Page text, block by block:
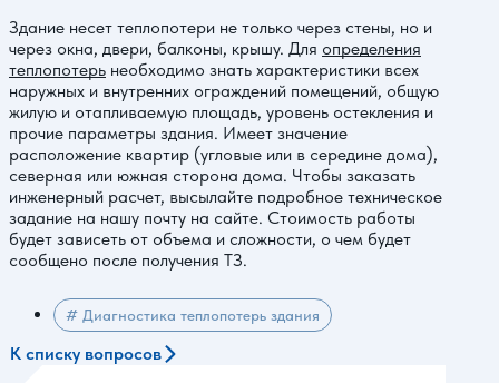
Здание несет теплопотери не только через стены, но и
через окна, двери, балконы, крышу. Для определения
теплопотерь необходимо знать характеристики всех
наружных и внутренних ограждений помещений, общую
жилую и отапливаемую площадь, уровень остекления и
прочие параметры здания. Имеет значение
расположение квартир (угловые или в середине дома),
северная или южная сторона дома. Чтобы заказать
инженерный расчет, высылайте подробное техническое
задание на нашу почту на сайте. Стоимость работы
будет зависеть от объема и сложности, о чем будет
сообщено после получения ТЗ.
# Диагностика теплопотерь здания
К списку вопросов